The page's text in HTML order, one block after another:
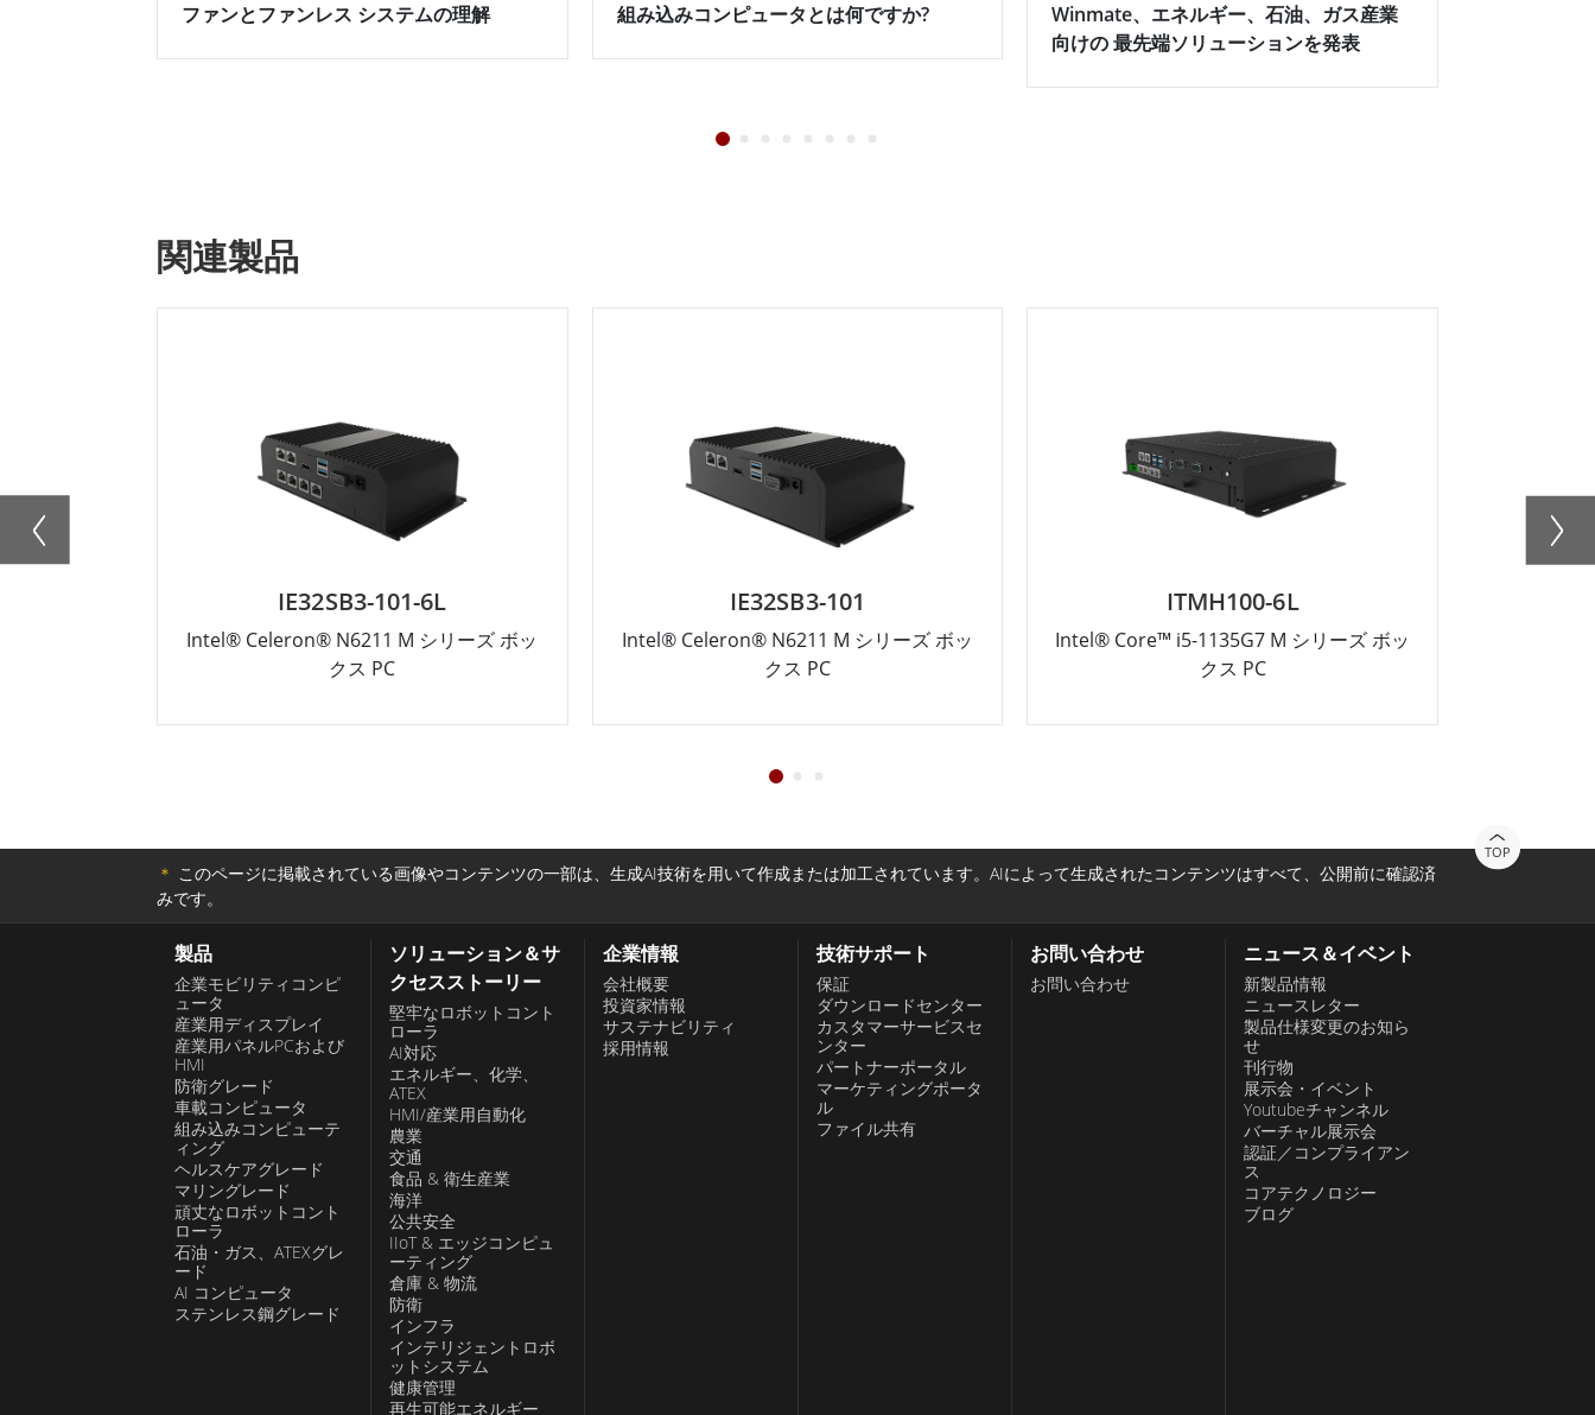
ファンとファンレス システムの理解 組み込みコンピュータとは何ですか?
Winmate、エネルギー、石油、ガス産業
向けの 最先端ソリューションを発表
関連製品
IE32SB3-101-6L
Intel® Celeron® N6211 M シリーズ ボッ
クス PC
IE32SB3-101
Intel® Celeron® N6211 M シリーズ ボッ
クス PC
ITMH100-6L
Intel® Core™ i5-1135G7 M シリーズ ボッ
クス PC
TOP
＊ このページに掲載されている画像やコンテンツの一部は、生成AI技術を用いて作成または加工されています。AIによって生成されたコンテンツはすべて、公開前に確認済
みです。
製品
企業モビリティコンピ
ュータ
産業用ディスプレイ
産業用パネルPCおよび
HMI
防衛グレード
車載コンピュータ
組み込みコンピューテ
ィング
ヘルスケアグレード
マリングレード
頑丈なロボットコント
ローラ
石油・ガス、ATEXグレ
ード
AI コンピュータ
ステンレス鋼グレード
ソリューション＆サ
クセスストーリー
堅牢なロボットコント
ローラ
AI対応
エネルギー、化学、
ATEX
HMI/産業用自動化
農業
交通
食品 & 衛生産業
海洋
公共安全
IIoT & エッジコンピュ
ーティング
倉庫 & 物流
防衛
インフラ
インテリジェントロボ
ットシステム
健康管理
再生可能エネルギー
企業情報
会社概要
投資家情報
サステナビリティ
採用情報
技術サポート
保証
ダウンロードセンター
カスタマーサービスセ
ンター
パートナーポータル
マーケティングポータ
ル
ファイル共有
お問い合わせ
お問い合わせ
ニュース＆イベント
新製品情報
ニュースレター
製品仕様変更のお知ら
せ
刊行物
展示会・イベント
Youtubeチャンネル
バーチャル展示会
認証／コンプライアン
ス
コアテクノロジー
ブログ